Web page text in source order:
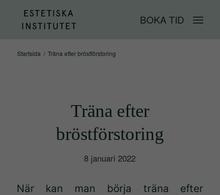
BOKA TID
Startsida / Träna efter bröstförstoring
Träna efter
bröstförstoring
8 januari 2022
När kan man börja träna efter